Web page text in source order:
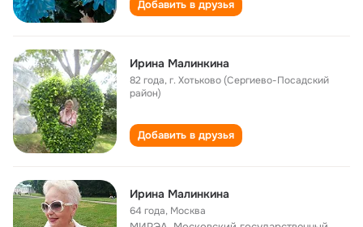
Добавить в друзья
Ирина Малинкина
82 года,г. Хотьково (Сергиево-Посадский
район)
Добавить в друзья
Ирина Малинкина
64 года, Москва